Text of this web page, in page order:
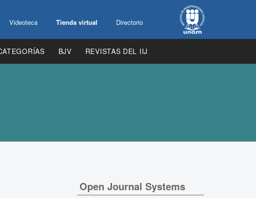
Videoteca Tienda virtual Directorio
BJV REVISTAS DEL IIJ
Open Journal Systems